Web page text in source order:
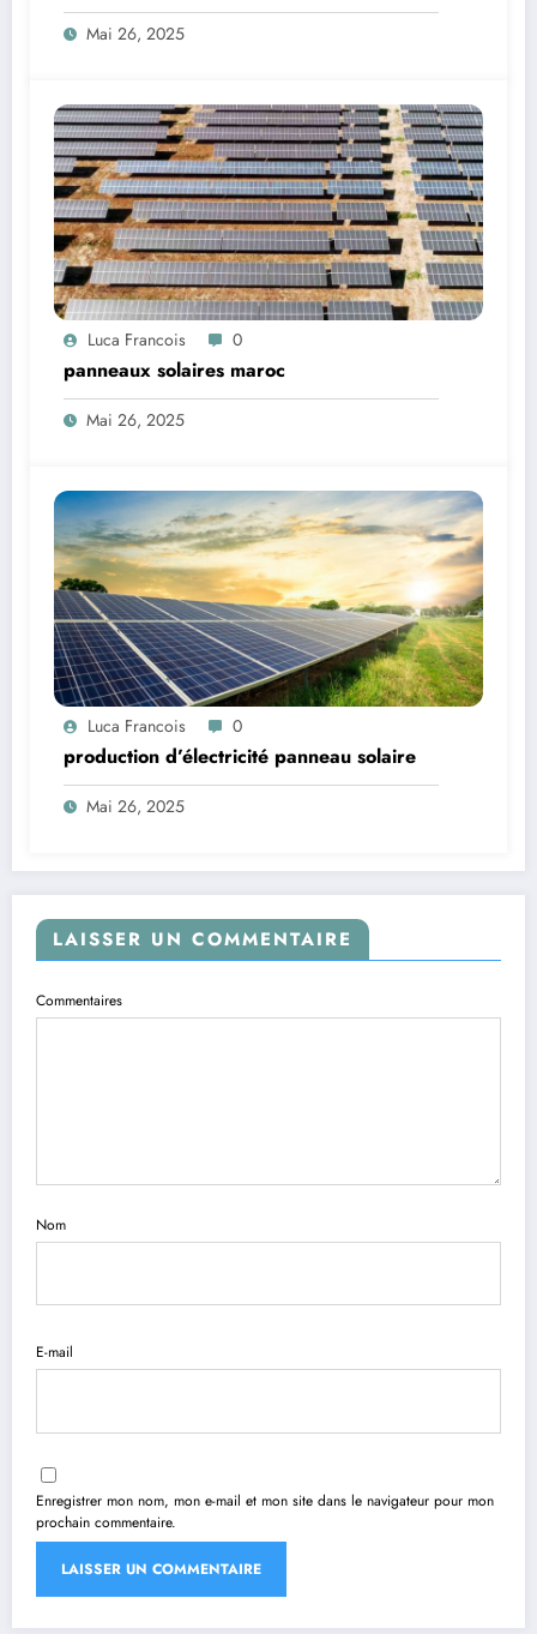
Mai 26, 2025
Luca Francois 0
panneaux solaires maroc
Mai 26, 2025
Luca Francois 0
production d’électricité panneau solaire
Mai 26, 2025
LAISSER UN COMMENTAIRE
Commentaires
Nom
E-mail
Enregistrer mon nom, mon e-mail et mon site dans le navigateur pour mon
prochain commentaire.